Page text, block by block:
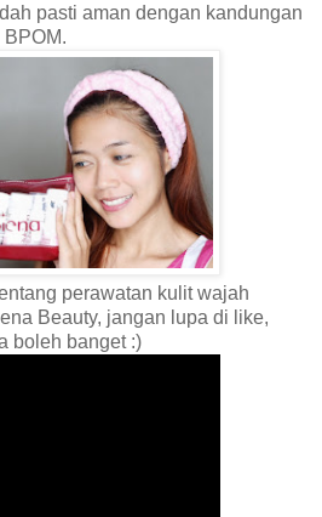
pasti aman dengan kandungan
perawatan kulit wajah
Beauty, jangan lupa di like,
boleh banget :)